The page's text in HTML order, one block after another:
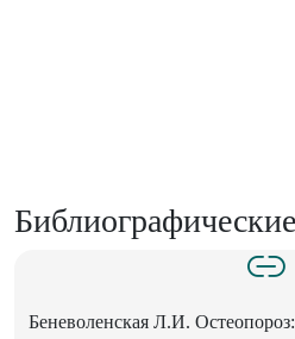
Беневоленская Л.И.